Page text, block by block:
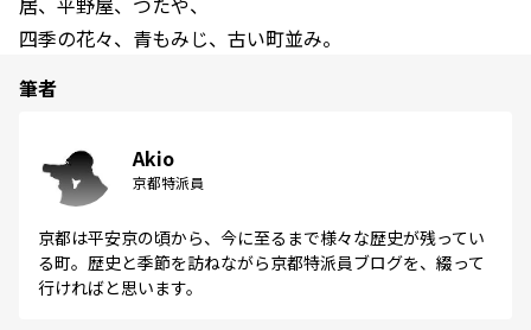
四季の花々、青もみじ、古い町並み。
筆者
Akio
京都特派員
京都は平安京の頃から、今に至るまで様々な歴史が残ってい
る町。歴史と季節を訪ねながら京都特派員ブログを、綴って
行ければと思います。